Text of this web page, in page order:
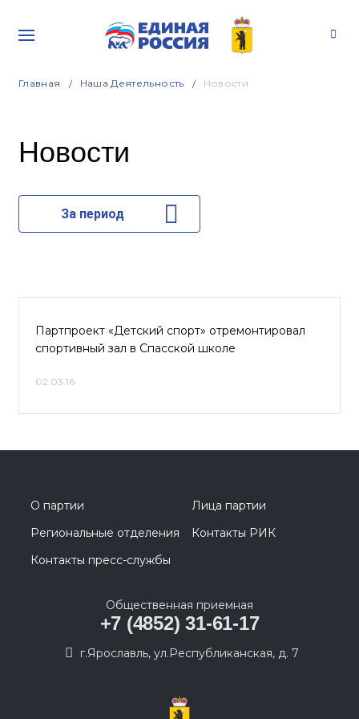
Главная Наша Деятельность Новости
Новости
За период
Партпроект «Детский спорт» отремонтировал
спортивный зал в Спасской школе
02.03.16
О партии
Лица партии
Региональные отделения
Контакты РИК
Контакты пресс-службы
Общественная приемная
+7 (4852) 31-61-17
г.Ярославль, ул.Республиканская, д. 7